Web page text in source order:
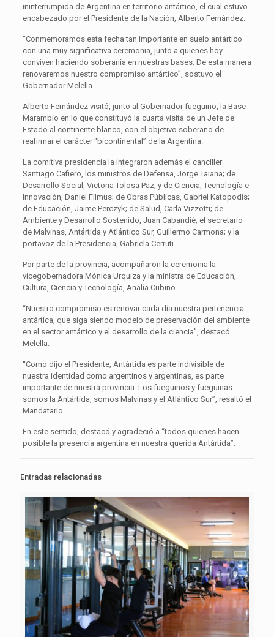
ininterrumpida de Argentina en territorio antártico, el cual estuvo
encabezado por el Presidente de la Nación, Alberto Fernández.
“Conmemoramos esta fecha tan importante en suelo antártico
con una muy significativa ceremonia, junto a quienes hoy
conviven haciendo soberanía en nuestras bases. De esta manera
renovaremos nuestro compromiso antártico”, sostuvo el
Gobernador Melella.
Alberto Fernández visitó, junto al Gobernador fueguino, la Base
Marambio en lo que constituyó la cuarta visita de un Jefe de
Estado al continente blanco, con el objetivo soberano de
reafirmar el carácter “bicontinental” de la Argentina.
La comitiva presidencia la integraron además el canciller
Santiago Cafiero, los ministros de Defensa, Jorge Taiana; de
Desarrollo Social, Victoria Tolosa Paz; y de Ciencia, Tecnología e
Innovación, Daniel Filmus; de Obras Públicas, Gabriel Katopodis;
de Educación, Jaime Perczyk; de Salud, Carla Vizzotti; de
Ambiente y Desarrollo Sostenido, Juan Cabandié; el secretario
de Malvinas, Antártida y Atlántico Sur, Guillermo Carmona; y la
portavoz de la Presidencia, Gabriela Cerruti.
Por parte de la provincia, acompañaron la ceremonia la
vicegobernadora Mónica Urquiza y la ministra de Educación,
Cultura, Ciencia y Tecnología, Analía Cubino.
“Nuestro compromiso es renovar cada día nuestra pertenencia
antártica, que siga siendo modelo de preservación del ambiente
en el sector antártico y el desarrollo de la ciencia”, destacó
Melella.
“Como dijo el Presidente, Antártida es parte indivisible de
nuestra identidad como argentinos y argentinas, es parte
importante de nuestra provincia. Los fueguinos y fueguinas
somos la Antártida, somos Malvinas y el Atlántico Sur”, resaltó el
Mandatario.
En este sentido, destacó y agradeció a “todos quienes hacen
posible la presencia argentina en nuestra querida Antártida”.
Entradas relacionadas